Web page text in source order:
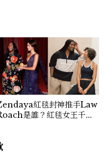
紅毯封神推手Law
是誰？紅毯女王千黛
Dressing全解析